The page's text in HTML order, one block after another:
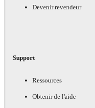
Devenir revendeur
Support
Ressources
Obtenir de l'aide